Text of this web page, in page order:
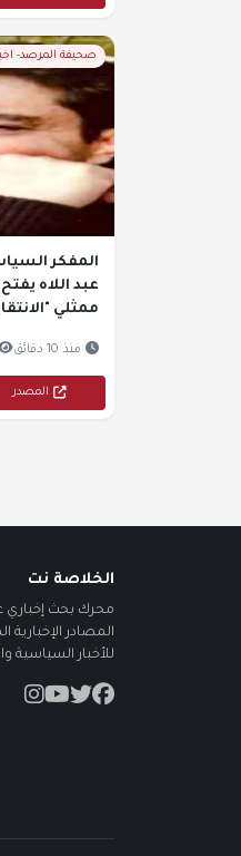
صحيفة المرصد-
المفكر
عبد اللاه يفتح
ممثلي
منذ 10 دقائق
المصدر
الخلاصة نت
محرك بحث إخباري
المصادر
للأخبار السياسية